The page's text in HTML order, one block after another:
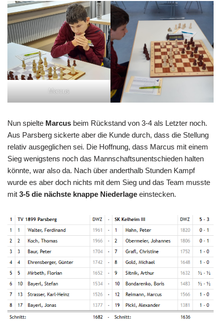
Marcus
Nun spielte Marcus beim Rückstand von 3-4 als Letzter noch.
Aus Parsberg sickerte aber die Kunde durch, dass die Stellung
relativ ausgeglichen sei. Die Hoffnung, dass Marcus mit einem
Sieg wenigstens noch das Mannschaftsunentschieden halten
könnte, war also da. Nach über anderthalb Stunden Kampf
wurde es aber doch nichts mit dem Sieg und das Team musste
mit 3-5 die nächste knappe Niederlage einstecken.